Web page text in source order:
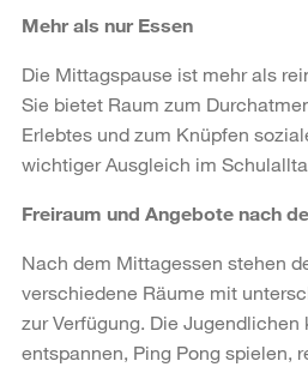
Mehr als nur Essen
Die Mittagspause ist mehr als
Sie bietet Raum zum
Erlebtes und zum Knüpfen
wichtiger Ausgleich im
Freiraum und Angebote nach
Nach dem Mittagessen stehen
verschiedene Räume mit
zur Verfügung. Die Jugendlichen
entspannen, Ping Pong spielen,